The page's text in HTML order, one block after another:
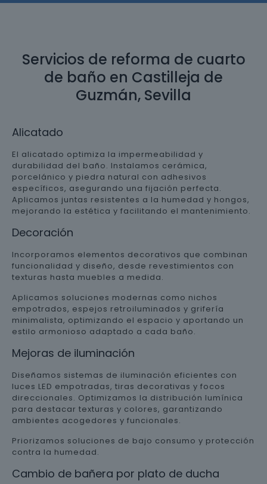
Servicios de reforma de cuarto
de baño en Castilleja de
Guzmán, Sevilla
Alicatado
El alicatado optimiza la impermeabilidad y
durabilidad del baño. Instalamos cerámica,
porcelánico y piedra natural con adhesivos
específicos, asegurando una fijación perfecta.
Aplicamos juntas resistentes a la humedad y hongos,
mejorando la estética y facilitando el mantenimiento.
Decoración
Incorporamos elementos decorativos que combinan
funcionalidad y diseño, desde revestimientos con
texturas hasta muebles a medida.
Aplicamos soluciones modernas como nichos
empotrados, espejos retroiluminados y grifería
minimalista, optimizando el espacio y aportando un
estilo armonioso adaptado a cada baño.
Mejoras de iluminación
Diseñamos sistemas de iluminación eficientes con
luces LED empotradas, tiras decorativas y focos
direccionales. Optimizamos la distribución lumínica
para destacar texturas y colores, garantizando
ambientes acogedores y funcionales.
Priorizamos soluciones de bajo consumo y protección
contra la humedad.
Cambio de bañera por plato de ducha